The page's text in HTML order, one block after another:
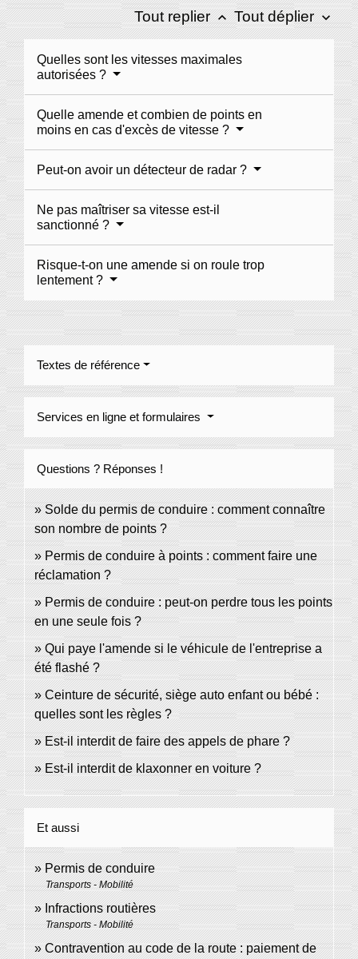
Tout replier keyboard_arrow_up Tout déplier keyboard_arrow_down
Quelles sont les vitesses maximales
autorisées ?
Quelle amende et combien de points en
moins en cas d'excès de vitesse ?
Peut-on avoir un détecteur de radar ?
Ne pas maîtriser sa vitesse est-il
sanctionné ?
Risque-t-on une amende si on roule trop
lentement ?
Textes de référence
Services en ligne et formulaires
Questions ? Réponses !
Solde du permis de conduire : comment connaître
son nombre de points ?
Permis de conduire à points : comment faire une
réclamation ?
Permis de conduire : peut-on perdre tous les points
en une seule fois ?
Qui paye l'amende si le véhicule de l'entreprise a
été flashé ?
Ceinture de sécurité, siège auto enfant ou bébé :
quelles sont les règles ?
Est-il interdit de faire des appels de phare ?
Est-il interdit de klaxonner en voiture ?
Et aussi
Permis de conduire
Transports - Mobilité
Infractions routières
Transports - Mobilité
Contravention au code de la route : paiement de